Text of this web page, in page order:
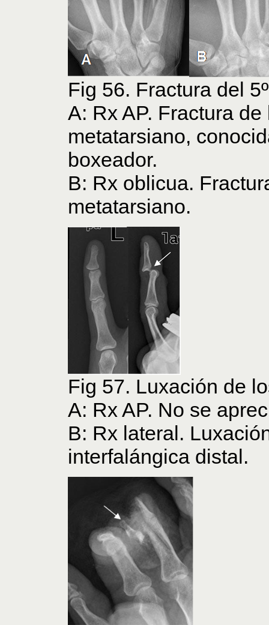
Fig 56. Fractura del
A: Rx AP. Fractura
metatarsiano,
boxeador.
B: Rx oblicua.
metatarsiano.
Fig 57. Luxación de
A: Rx AP. No se
B: Rx lateral.
interfalángica distal.